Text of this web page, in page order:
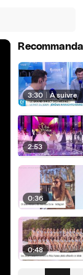
3:30 À suivre
2:53
0:36
0:48